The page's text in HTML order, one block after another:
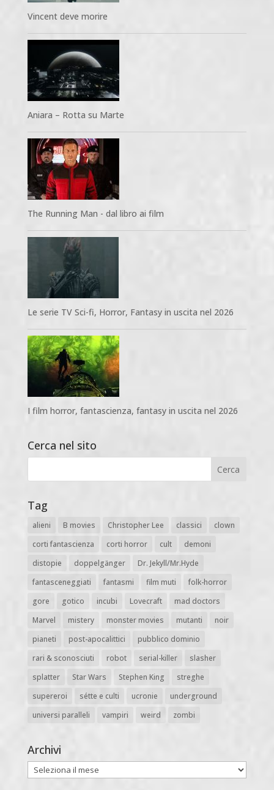
Vincent deve morire
Aniara – Rotta su Marte
The Running Man - dal libro ai film
Le serie TV Sci-fi, Horror, Fantasy in uscita nel 2026
I film horror, fantascienza, fantasy in uscita nel 2026
Cerca nel sito
Tag
alieni B movies Christopher Lee classici
clown
corti fantascienza
corti horror cult
demoni
distopie
doppelgänger
Dr. Jekyll/Mr.Hyde
fantasceneggiati
fantasmi film muti
folk-horror
gore
gotico incubi Lovecraft
mad doctors
Marvel
mistery monster movies mutanti
noir
pianeti
post-apocalittici
pubblico dominio
rari & sconosciuti
robot serial-killer
slasher
splatter
Star Wars Stephen King
streghe
supereroi
sétte e culti ucronie
underground
universi paralleli
vampiri weird zombi
Archivi
Archivi